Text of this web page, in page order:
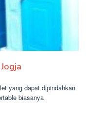
yang dapat dipindahkan
biasanya